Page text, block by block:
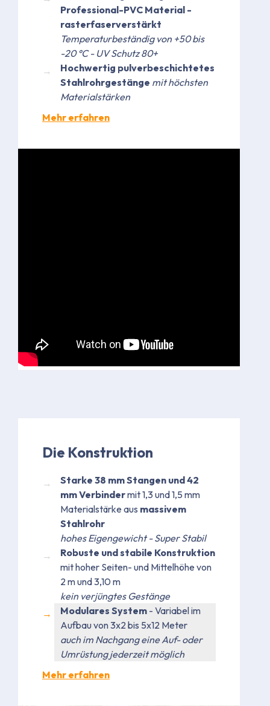
Professional-PVC Material -
rasterfaserverstärkt
Temperaturbeständig von +50 bis
-20 °C - UV Schutz 80+
Hochwertig pulverbeschichtetes
Stahlrohrgestänge mit höchsten
Materialstärken
Mehr erfahren
Die Konstruktion
Starke 38 mm Stangen und 42
mm Verbindermit 1,3 und 1,5 mm
Materialstärke aus massivem
Stahlrohr
hohes Eigengewicht - Super Stabil
Robuste und stabile Konstruktion
mit hoher Seiten- und Mittelhöhe von
2 m und 3,10 m
kein verjüngtes Gestänge
Modulares System - Variabel im
Aufbau von 3x2 bis 5x12 Meter
auch im Nachgang eine Auf- oder
Umrüstung jederzeit möglich
Mehr erfahren